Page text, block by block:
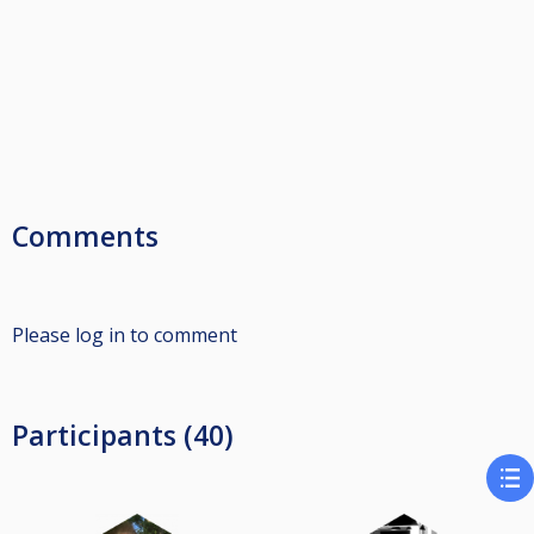
Comments
Please log in to comment
Participants (40)